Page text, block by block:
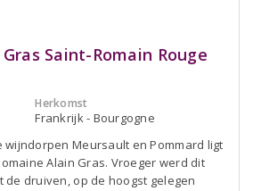
Saint-Romain Rouge
Herkomst
Frankrijk - Bourgogne
Meursault en Pommard ligt
Alain Gras. Vroeger werd dit
de druiven, op de hoogst gelegen